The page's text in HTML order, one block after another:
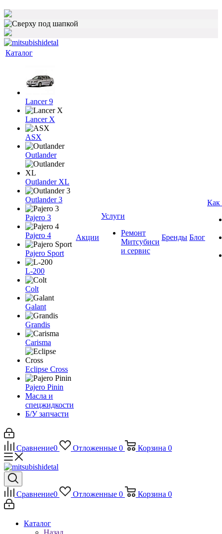
Каталог
Lancer 9
Lancer X
ASX
Outlander
Outlander XL
Outlander 3
Pajero 3
Pajero 4
Pajero Sport
L-200
Colt
Galant
Grandis
Carisma
Eclipse Cross
Pajero Pinin
Масла и
спецжидкости
Б/У запчасти
Акции
Услуги
Ремонт
Митсубиси
и сервис
Бренды Блог
Как
Сравнение0 Отложенные 0 Корзина 0
Сравнение0 Отложенные 0 Корзина 0
Каталог
Назад